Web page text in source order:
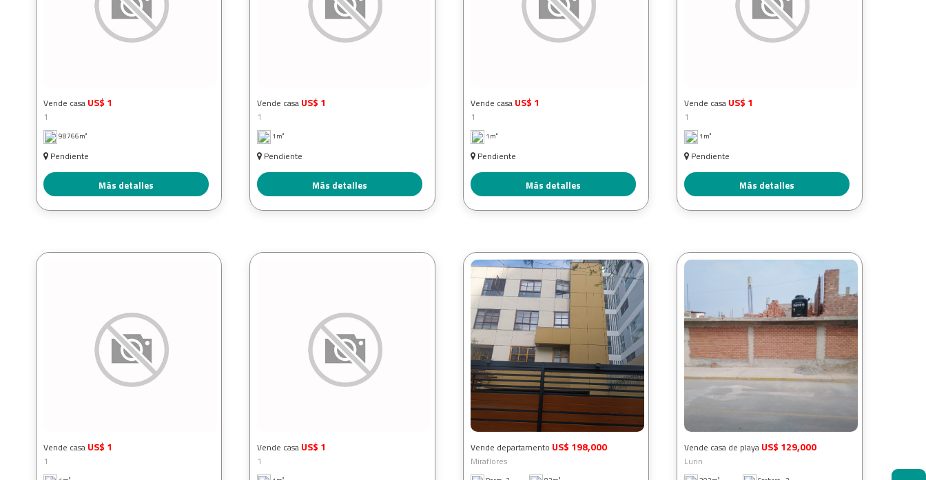
Vende casa US$ 1
1
98766m²
Pendiente
Más detalles
Vende casa US$ 1
1
1m²
Pendiente
Más detalles
Vende casa US$ 1
1
1m²
Pendiente
Más detalles
Vende casa US$ 1
1
1m²
Pendiente
Más detalles
Vende casa US$ 1
1
Vende casa US$ 1
1
Vende departamento US$ 198,000
Miraflores
Vende casa de playa US$ 129,000
Lurin